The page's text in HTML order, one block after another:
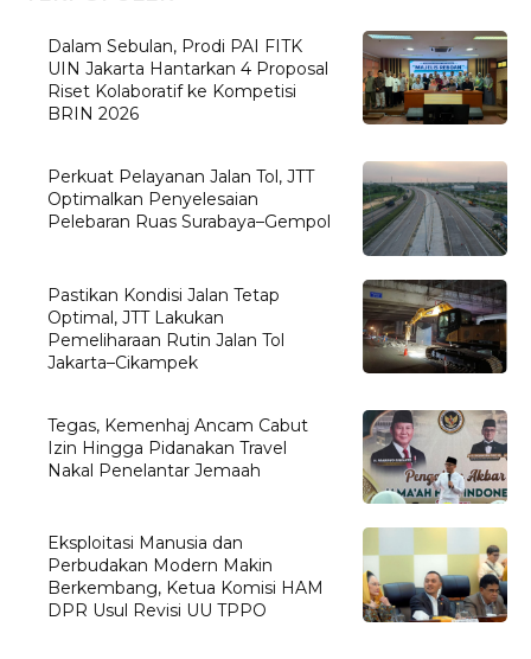
Dalam Sebulan, Prodi PAI FITK
UIN Jakarta Hantarkan 4 Proposal
Riset Kolaboratif ke Kompetisi
BRIN 2026
Perkuat Pelayanan Jalan Tol, JTT
Optimalkan Penyelesaian
Pelebaran Ruas Surabaya–Gempol
Pastikan Kondisi Jalan Tetap
Optimal, JTT Lakukan
Pemeliharaan Rutin Jalan Tol
Jakarta–Cikampek
Tegas, Kemenhaj Ancam Cabut
Izin Hingga Pidanakan Travel
Nakal Penelantar Jemaah
Eksploitasi Manusia dan
Perbudakan Modern Makin
Berkembang, Ketua Komisi HAM
DPR Usul Revisi UU TPPO